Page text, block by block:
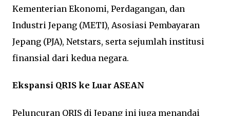
Kementerian Ekonomi, Perdagangan, dan
Industri Jepang (METI), Asosiasi Pembayaran
Jepang (PJA), Netstars, serta sejumlah institusi
finansial dari kedua negara.
Ekspansi QRIS ke Luar ASEAN
Peluncuran QRIS di Jepang ini juga menandai